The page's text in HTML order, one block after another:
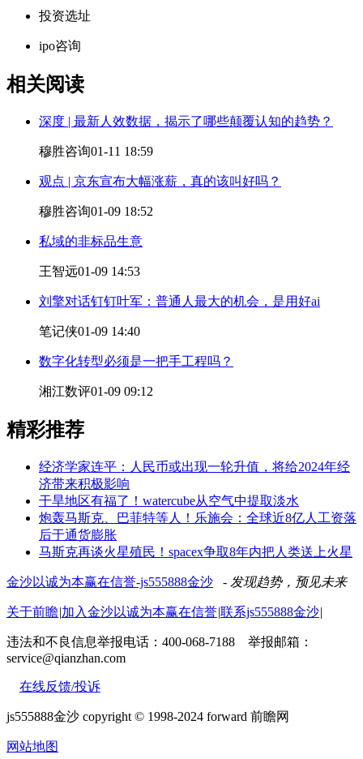
投资选址
ipo咨询
相关阅读
深度 | 最新人效数据，揭示了哪些颠覆认知的趋势？
穆胜咨询01-11 18:59
观点 | 京东宣布大幅涨薪，真的该叫好吗？
穆胜咨询01-09 18:52
私域的非标品生意
王智远01-09 14:53
刘擎对话钉钉叶军：普通人最大的机会，是用好ai
笔记侠01-09 14:40
数字化转型必须是一把手工程吗？
湘江数评01-09 09:12
精彩推荐
经济学家连平：人民币或出现一轮升值，将给2024年经
济带来积极影响
干旱地区有福了！watercube从空气中提取淡水
炮轰马斯克、巴菲特等人！乐施会：全球近8亿人工资落
后于通货膨胀
马斯克再谈火星殖民！spacex争取8年内把人类送上火星
金沙以诚为本赢在信誉-js555888金沙 - 发现趋势，预见未来
关于前瞻|加入金沙以诚为本赢在信誉|联系js555888金沙|
违法和不良信息举报电话：400-068-7188 举报邮箱：
service@qianzhan.com
在线反馈/投诉
js555888金沙 copyright © 1998-2024 forward 前瞻网
网站地图